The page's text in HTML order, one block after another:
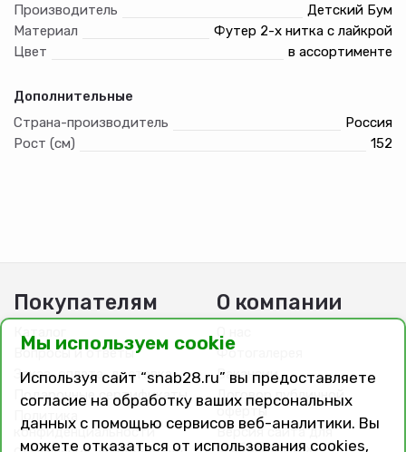
Производитель
Детский Бум
Материал
Футер 2-х нитка с лайкрой
Цвет
в ассортименте
Дополнительные
Страна-производитель
Россия
Рост (см)
152
Покупателям
Каталог
Вопросы и ответы
Заказ, оплата, доставка
Подарочные сертификаты
конфиденциальности
О компании
О нас
Фотогалерея
Вакансии
Договор публичной
оферты
Версия сайта для
слабовидящих
Мы используем cookie
Используя сайт “snab28.ru” вы предоставляете
согласие на обработку ваших персональных
данных с помощью сервисов веб-аналитики. Вы
можете отказаться от использования cookies,